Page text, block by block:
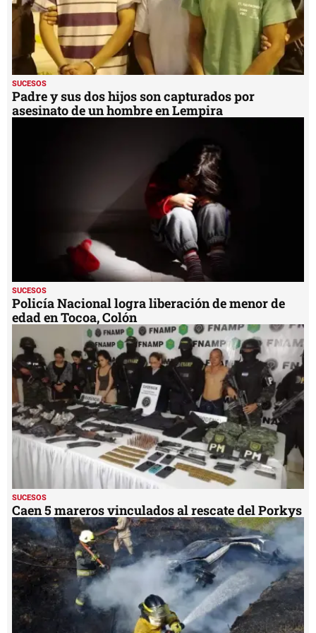
SUCESOS
Padre y sus dos hijos son capturados por
asesinato de un hombre en Lempira
SUCESOS
Policía Nacional logra liberación de menor de
edad en Tocoa, Colón
SUCESOS
Caen 5 mareros vinculados al rescate del Porkys